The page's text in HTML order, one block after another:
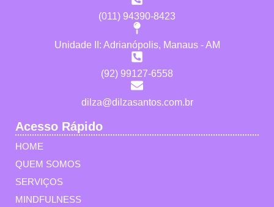
(011) 94390-8423
Unidade II: Adrianópolis, Manaus - AM
(92) 99127-6558
dilza@dilzasantos.com.br
Acesso Rápido
HOME
QUEM SOMOS
SERVIÇOS
MINDFULNESS